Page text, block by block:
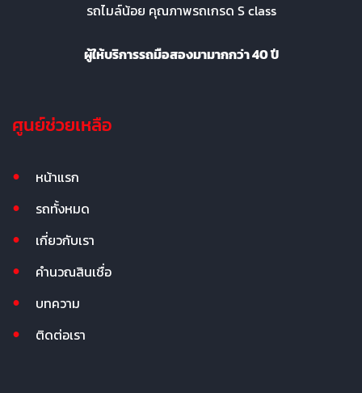
รถไมล์น้อย คุณภาพรถเกรด S class
ผู้ให้บริการรถมือสองมามากกว่า 40 ปี
ศูนย์ช่วยเหลือ
หน้าแรก
รถทั้งหมด
เกี่ยวกับเรา
คำนวณสินเชื่อ
บทความ
ติดต่อเรา